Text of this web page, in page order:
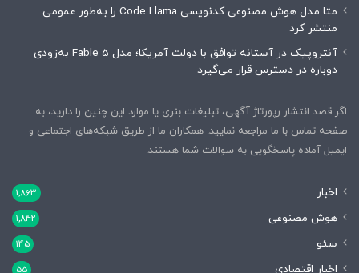
متا مدل هوش مصنوعی کدنویسی Code Llama را به‌طور عمومی
منتشر کرد
آنتروپیک در آستانه توافق با دولت آمریکا؛ مدل Fable 5 به‌زودی
دوباره در دسترس قرار می‌گیرد
اگر قصد انتشار رپورتاژ آگهی، تبلیغات بنری یا موارد این چنین را دارید، به
صفحه تماس با ما مراجعه نمایید. همکاران ما از طریق شبکه‌های اجتماعی و
ایمیل آماده پاسخگویی به سوالات شما هستند.
اخبار 1,863
هوش مصنوعی 1,842
سئو 145
اخبار اقتصادی 55